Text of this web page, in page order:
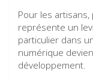
Pour les
représente un
particulier dans
numérique
développement.